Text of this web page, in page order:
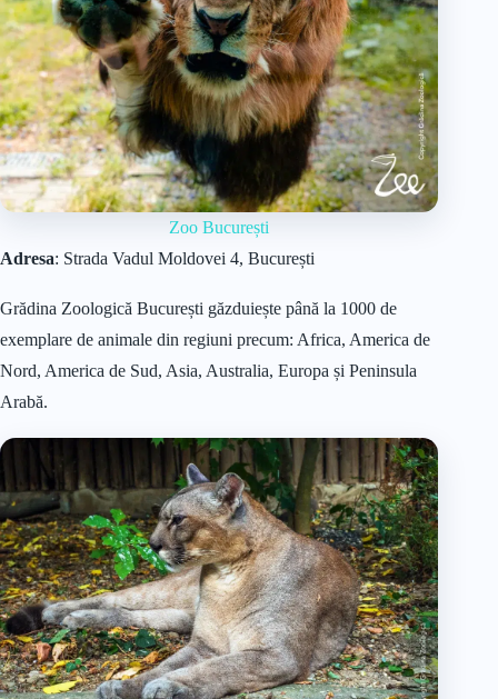
Zoo București
Adresa: Strada Vadul Moldovei 4, București
Grădina Zoologică București găzduiește până la 1000 de
exemplare de animale din regiuni precum: Africa, America de
Nord, America de Sud, Asia, Australia, Europa și Peninsula
Arabă.